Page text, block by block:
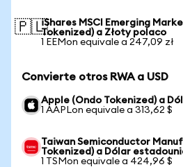
🇵🇱iShares MSCI Emerging
Tokenized) a Złoty polaco
1 EEMon equivale a 247,09 zł
Convierte otros RWA a USD
Apple (Ondo Tokenized) a
1 AAPLon equivale a 313,62 $
Taiwan Semiconductor
Tokenized) a Dólar
1 TSMon equivale a 424,96 $